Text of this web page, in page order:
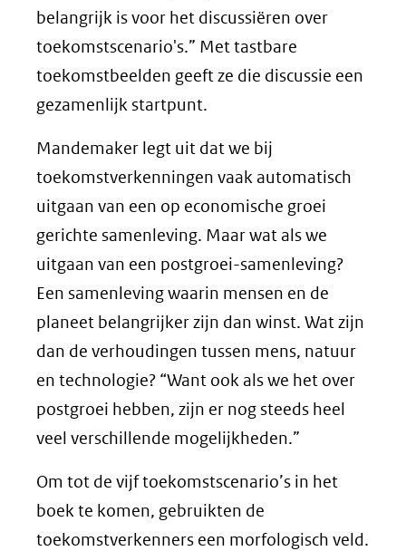
belangrijk is voor het discussiëren over
toekomstscenario's.” Met tastbare
toekomstbeelden geeft ze die discussie een
gezamenlijk startpunt.
Mandemaker legt uit dat we bij
toekomstverkenningen vaak automatisch
uitgaan van een op economische groei
gerichte samenleving. Maar wat als we
uitgaan van een postgroei-samenleving?
Een samenleving waarin mensen en de
planeet belangrijker zijn dan winst. Wat zijn
dan de verhoudingen tussen mens, natuur
en technologie? “Want ook als we het over
postgroei hebben, zijn er nog steeds heel
veel verschillende mogelijkheden.”
Om tot de vijf toekomstscenario’s in het
boek te komen, gebruikten de
toekomstverkenners een morfologisch veld.